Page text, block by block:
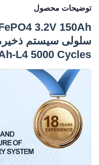
توضیحات محصول
سلولی سیستم
L4 5000 Cycles